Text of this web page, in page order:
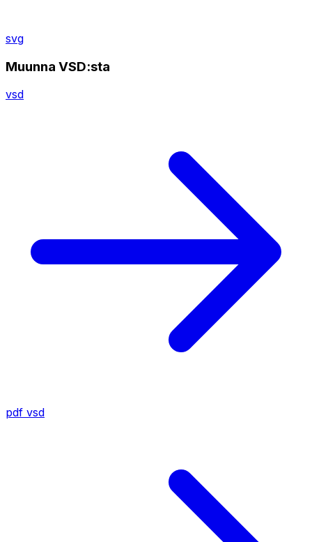
svg
Muunna VSD:sta
vsd
pdf vsd